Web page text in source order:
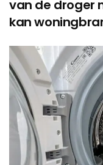
van de droger
kan